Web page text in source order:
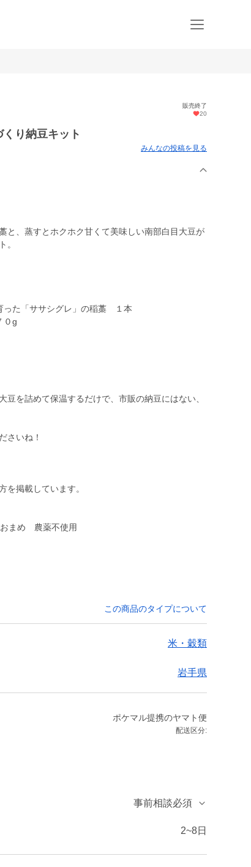
販売終了
20
くり納豆キット
みんなの投稿を見る
と、蒸すとホクホク甘くて美味しい南部白目大豆が
。
った「ササシグレ」の稲藁 １本
０g
を詰めて保温するだけで、市販の納豆にはない、
さいね！
を掲載しています。
おまめ 農薬不使用
この商品のタイプについて
米・穀類
岩手県
ポケマル提携のヤマト便
配送区分:
事前相談必須
2~8日